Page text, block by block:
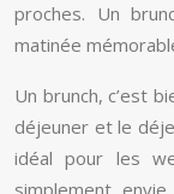
proches. Un
matinée
Un brunch, c’est
déjeuner et le
idéal pour les
simplement